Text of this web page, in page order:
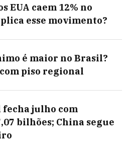
EUA caem 12% no
esse movimento?
é maior no Brasil?
piso regional
julho com
bilhões; China segue